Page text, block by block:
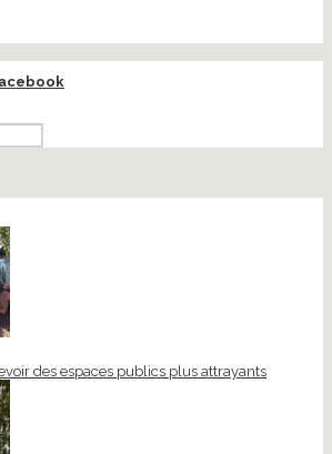
des espaces publics plus attrayants